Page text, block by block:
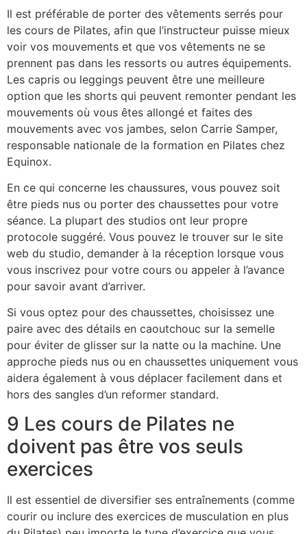
Il est préférable de porter des vêtements serrés pour
les cours de Pilates, afin que l’instructeur puisse mieux
voir vos mouvements et que vos vêtements ne se
prennent pas dans les ressorts ou autres équipements.
Les capris ou leggings peuvent être une meilleure
option que les shorts qui peuvent remonter pendant les
mouvements où vous êtes allongé et faites des
mouvements avec vos jambes, selon Carrie Samper,
responsable nationale de la formation en Pilates chez
Equinox.
En ce qui concerne les chaussures, vous pouvez soit
être pieds nus ou porter des chaussettes pour votre
séance. La plupart des studios ont leur propre
protocole suggéré. Vous pouvez le trouver sur le site
web du studio, demander à la réception lorsque vous
vous inscrivez pour votre cours ou appeler à l’avance
pour savoir avant d’arriver.
Si vous optez pour des chaussettes, choisissez une
paire avec des détails en caoutchouc sur la semelle
pour éviter de glisser sur la natte ou la machine. Une
approche pieds nus ou en chaussettes uniquement vous
aidera également à vous déplacer facilement dans et
hors des sangles d’un reformer standard.
9 Les cours de Pilates ne
doivent pas être vos seuls
exercices
Il est essentiel de diversifier ses entraînements (comme
courir ou inclure des exercices de musculation en plus